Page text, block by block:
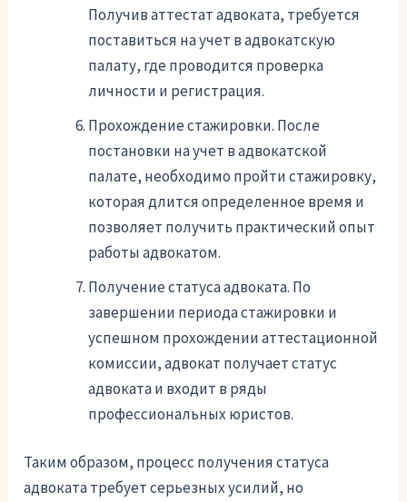
Получив аттестат адвоката, требуется
поставиться на учет в адвокатскую
палату, где проводится проверка
личности и регистрация.
Прохождение стажировки. После
постановки на учет в адвокатской
палате, необходимо пройти стажировку,
которая длится определенное время и
позволяет получить практический опыт
работы адвокатом.
Получение статуса адвоката. По
завершении периода стажировки и
успешном прохождении аттестационной
комиссии, адвокат получает статус
адвоката и входит в ряды
профессиональных юристов.
Таким образом, процесс получения статуса
адвоката требует серьезных усилий, но